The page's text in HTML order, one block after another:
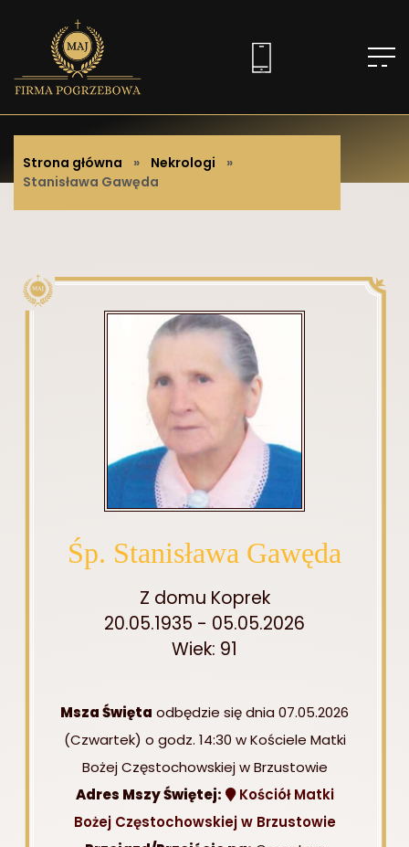
Strona główna » Nekrologi »
Stanisława Gawęda
Śp. Stanisława Gawęda
Z domu Koprek
20.05.1935 - 05.05.2026
Wiek: 91
Msza Święta odbędzie się dnia 07.05.2026
(Czwartek) o godz. 14:30 w Kościele Matki
Bożej Częstochowskiej w Brzustowie
Adres Mszy Świętej:
Kościół Matki
Bożej Częstochowskiej w Brzustowie